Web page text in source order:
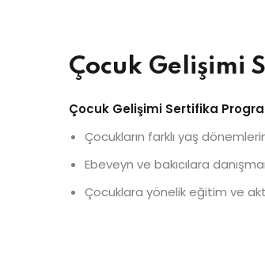
Çocuk Gelişimi
Çocuk Gelişimi Sertifika
Çocukların farklı yaş
Ebeveyn ve bakıcılara
Çocuklara yönelik eğitim ve